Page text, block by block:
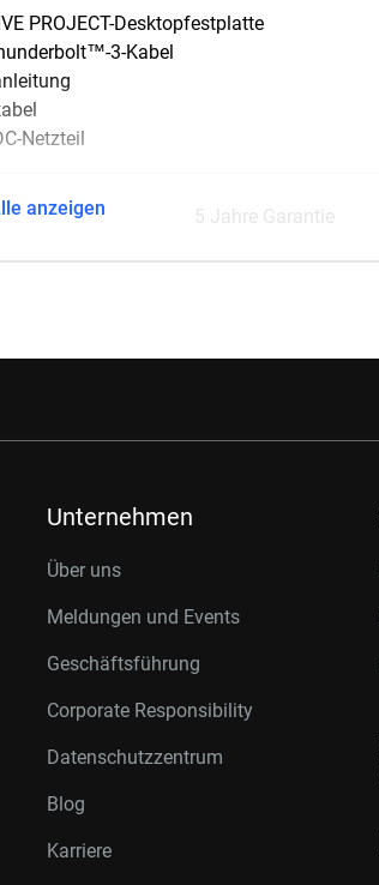
PROJECT-Desktopfestplatte
3-Kabel
Netzteil
5 Jahre Garantie
anzeigen
Unternehmen
Über uns
Meldungen und Events
Geschäftsführung
Corporate Responsibility
Datenschutzzentrum
Blog
Karriere